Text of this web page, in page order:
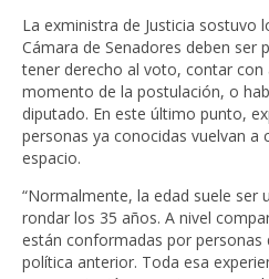
La exministra de Justicia sostuvo
Cámara de Senadores deben ser
tener derecho al voto, contar con
momento de la postulación, o
diputado. En este último punto,
personas ya conocidas vuelvan a
espacio.
“Normalmente, la edad suele ser
rondar los 35 años. A nivel
están conformadas por personas
política anterior. Toda esa